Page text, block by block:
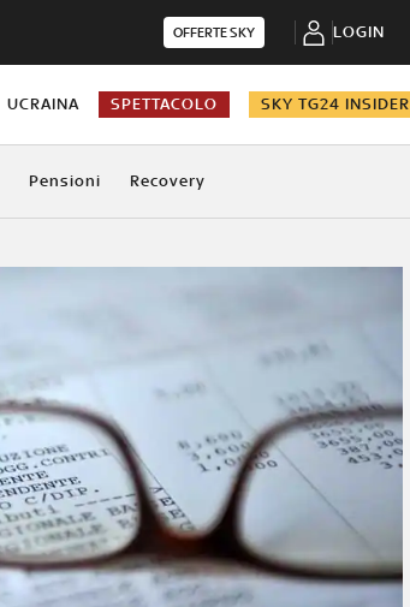
OFFERTE SKY LOGIN
UCRAINA SPETTACOLO SKY TG24 INSIDER
Pensioni Recovery